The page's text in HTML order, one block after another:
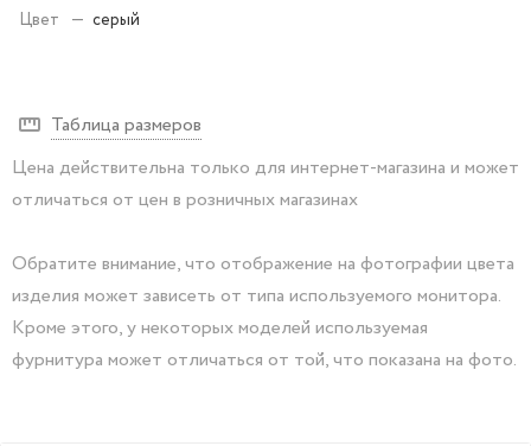
Цвет — серый
Таблица размеров
Цена действительна только для интернет-магазина и может
отличаться от цен в розничных магазинах
Обратите внимание, что отображение на фотографии цвета
изделия может зависеть от типа используемого монитора.
Кроме этого, у некоторых моделей используемая
фурнитура может отличаться от той, что показана на фото.